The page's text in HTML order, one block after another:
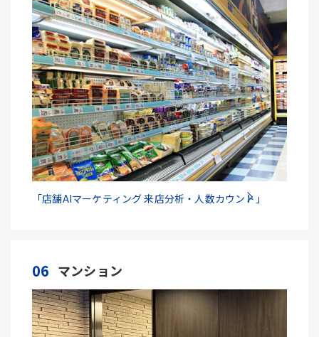
「店舗AIマーケティング 来店分析・人数カウント」
06 マンション